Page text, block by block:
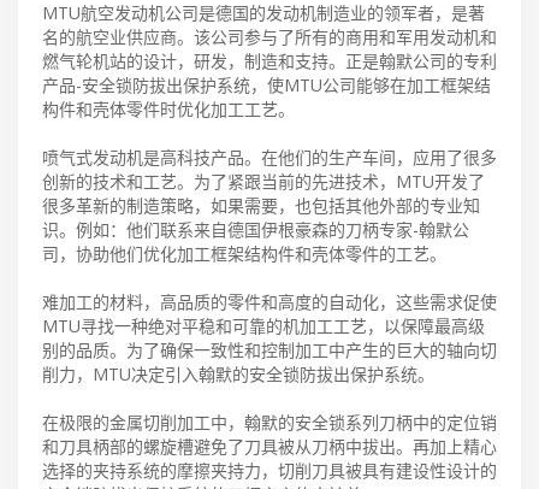
MTU航空发动机公司是德国的发动机制造业的领军者，是著
名的航空业供应商。该公司参与了所有的商用和军用发动机和
燃气轮机站的设计，研发，制造和支持。正是翰默公司的专利
产品-安全锁防拔出保护系统，使MTU公司能够在加工框架结
构件和壳体零件时优化加工工艺。
喷气式发动机是高科技产品。在他们的生产车间，应用了很多
创新的技术和工艺。为了紧跟当前的先进技术，MTU开发了
很多革新的制造策略，如果需要，也包括其他外部的专业知
识。例如：他们联系来自德国伊根豪森的刀柄专家-翰默公
司，协助他们优化加工框架结构件和壳体零件的工艺。
难加工的材料，高品质的零件和高度的自动化，这些需求促使
MTU寻找一种绝对平稳和可靠的机加工工艺，以保障最高级
别的品质。为了确保一致性和控制加工中产生的巨大的轴向切
削力，MTU决定引入翰默的安全锁防拔出保护系统。
在极限的金属切削加工中，翰默的安全锁系列刀柄中的定位销
和刀具柄部的螺旋槽避免了刀具被从刀柄中拔出。再加上精心
选择的夹持系统的摩擦夹持力，切削刀具被具有建设性设计的